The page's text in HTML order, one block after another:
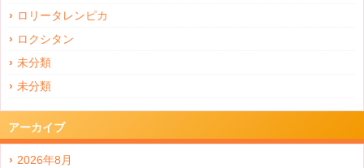
ロリータレンピカ
ロクシタン
未分類
未分類
アーカイブ
2026年8月